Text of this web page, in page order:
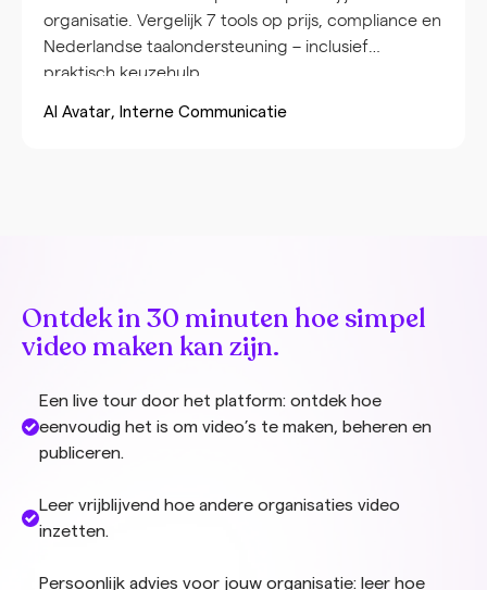
organisatie. Vergelijk 7 tools op prijs, compliance en
Nederlandse taalondersteuning – inclusief
praktisch keuzehulp.
AI Avatar Interne Communicatie
Ontdek in 30 minuten hoe simpel
video maken kan zijn.
Een live tour door het platform: ontdek hoe
eenvoudig het is om video’s te maken, beheren en
publiceren.
Leer vrijblijvend hoe andere organisaties video
inzetten.
Persoonlijk advies voor jouw organisatie: leer hoe